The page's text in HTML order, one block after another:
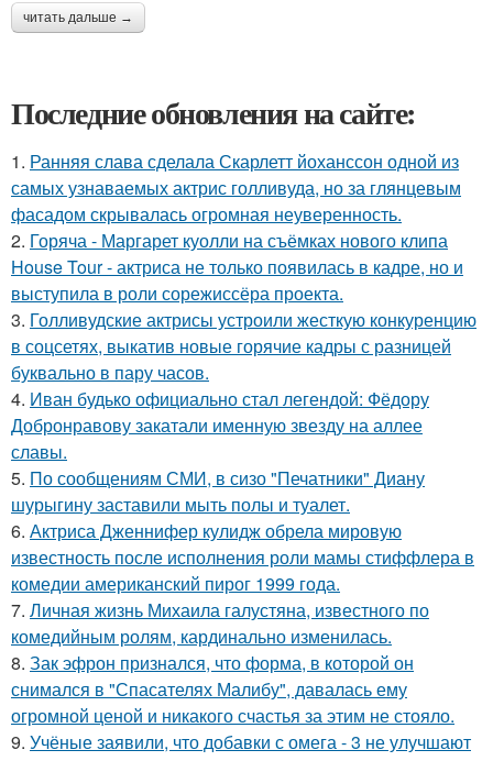
читать дальше →
Последние обновления на сайте:
1. Ранняя слава сделала Скарлетт йоханссон одной из
самых узнаваемых актрис голливуда, но за глянцевым
фасадом скрывалась огромная неуверенность.
2. Горяча - Маргарет куолли на съёмках нового клипа
House Tour - актриса не только появилась в кадре, но и
выступила в роли сорежиссёра проекта.
3. Голливудские актрисы устроили жесткую конкуренцию
в соцсетях, выкатив новые горячие кадры с разницей
буквально в пару часов.
4. Иван будько официально стал легендой: Фёдору
Добронравову закатали именную звезду на аллее
славы.
5. По сообщениям СМИ, в сизо "Печатники" Диану
шурыгину заставили мыть полы и туалет.
6. Актриса Дженнифер кулидж обрела мировую
известность после исполнения роли мамы стиффлера в
комедии американский пирог 1999 года.
7. Личная жизнь Михаила галустяна, известного по
комедийным ролям, кардинально изменилась.
8. Зак эфрон признался, что форма, в которой он
снимался в "Спасателях Малибу", давалась ему
огромной ценой и никакого счастья за этим не стояло.
9. Учёные заявили, что добавки с омега - 3 не улучшают